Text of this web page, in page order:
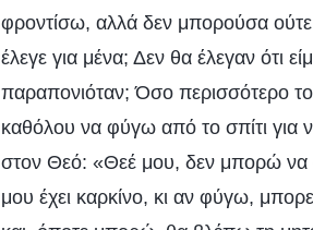
φροντίσω, αλλά δεν μπορούσα
έλεγε για μένα; Δεν θα έλεγαν ότι
παραπονιόταν; Όσο περισσότερο
καθόλου να φύγω από το σπίτι
στον Θεό: «Θεέ μου, δεν μπορώ να
μου έχει καρκίνο, κι αν φύγω,